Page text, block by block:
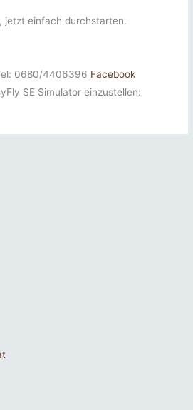
jetzt einfach durchstarten.
0680/4406396 Facebook
SE Simulator einzustellen: